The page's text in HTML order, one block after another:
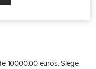
10000.00 euros.Siège